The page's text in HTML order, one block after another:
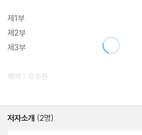
~1798)의 생체전기 실험을 참고했고, 전기
학 등의 발달과 당시 과학자들의 생명 창조
자신의 여행 경험을 작품에 녹여냈다. 특히
기지 않을 만큼 인공생명체를 주제로 최근
전기자극, 세포배양, 줄기세포, 체세포 복제
슈의 원형을 정교하게 배치해 넣었다. 또
해석하느냐에 따라 다양한 독해가 가능하
실체화되어 주인에게 모반을 일으키는 ‘분
제1부
제2부
제3부
해제 | 오수원
저자소개 (2명)